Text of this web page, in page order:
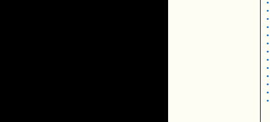
•
•
•
•
•
•
•
•
•
•
•
•
•